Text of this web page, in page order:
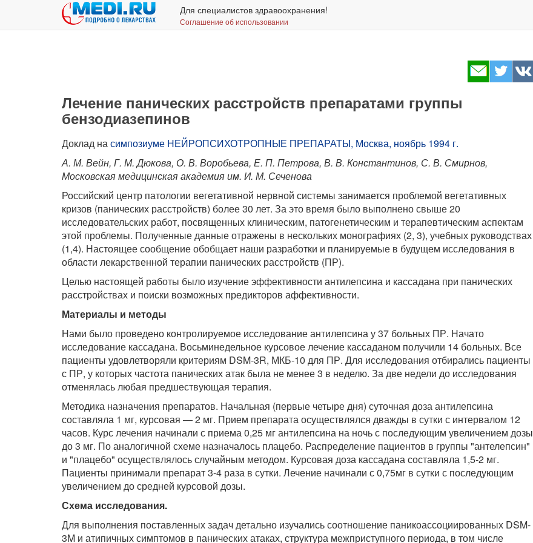
Для специалистов здравоохранения!
Соглашение об использовании
Лечение панических расстройств препаратами группы
бензодиазепинов
Доклад насимпозиуме НЕЙРОПСИХОТРОПНЫЕ ПРЕПАРАТЫ, Москва, ноябрь 1994 г.
А. М. Вейн, Г. М. Дюкова, О. В. Воробьева, Е. П. Петрова, В. В. Константинов, С. В. Смирнов,
Московская медицинская академия им. И. М. Сеченова
Российский центр патологии вегетативной нервной системы занимается проблемой вегетативных
кризов (панических расстройств) более 30 лет. За это время было выполнено свыше 20
исследовательских работ, посвященных клиническим, патогенетическим и терапевтическим аспектам
этой проблемы. Полученные данные отражены в нескольких монографиях (2, 3), учебных руководствах
(1,4). Настоящее сообщение обобщает наши разработки и планируемые в будущем исследования в
области лекарственной терапии панических расстройств (ПР).
Целью настоящей работы было изучение эффективности антилепсина и кассадана при панических
расстройствах и поиски возможных предикторов аффективности.
Материалы и методы
Нами было проведено контролируемое исследование антилепсина у 37 больных ПР. Начато
исследование кассадана. Восьминедельное курсовое лечение кассаданом получили 14 больных. Все
пациенты удовлетворяли критериям DSM-3R, МКБ-10 для ПР. Для исследования отбирались пациенты
с ПР, у которых частота панических атак была не менее 3 в неделю. За две недели до исследования
отменялась любая предшествующая терапия.
Методика назначения препаратов. Начальная (первые четыре дня) суточная доза антилепсина
составляла 1 мг, курсовая — 2 мг. Прием препарата осуществлялся дважды в сутки с интервалом 12
часов. Курс лечения начинали с приема 0,25 мг антилепсина на ночь с последующим увеличением дозы
до 3 мг. По аналогичной схеме назначалось плацебо. Распределение пациентов в группы "антелепсин"
и "плацебо" осуществлялось случайным методом. Курсовая доза кассадана составляла 1,5-2 мг.
Пациенты принимали препарат 3-4 раза в сутки. Лечение начинали с 0,75мг в сутки с последующим
увеличением до средней курсовой дозы.
Схема исследования.
Для выполнения поставленных задач детально изучались соотношение паникоассоциированных DSM-
3M и атипичных симптомов в панических атаках, структура межприступного периода, в том числе